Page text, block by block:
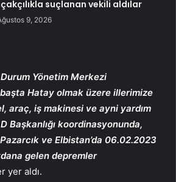
suçlanan vekili aldılar
9, 2026
Yönetim Merkezi
Hatay olmak üzere illerimize
araç, iş makinesi ve ayni yardım
Başkanlığı koordinasyonunda,
ve Elbistan’da 06.02.2023
gelen depremler
yer aldı.